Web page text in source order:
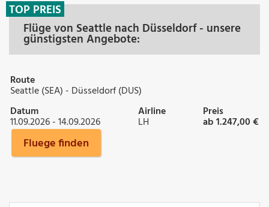
Flüge von Seattle nach Düsseldorf - unsere
günstigsten Angebote:
TOP PREIS
Route
Seattle (SEA) - Düsseldorf (DUS)
Datum
11.09.2026 - 14.09.2026
Airline
LH
Preis
ab 1.247,00 €
Fluege finden